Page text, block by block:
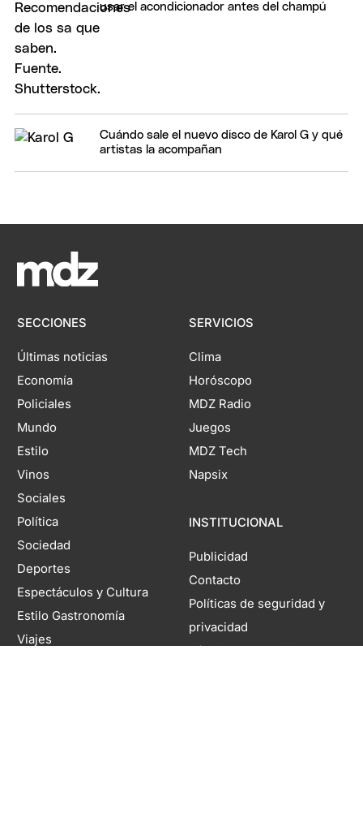
usar el acondicionador antes del champú
Cuándo sale el nuevo disco de Karol G y qué
artistas la acompañan
SECCIONES
Últimas noticias
Economía
Policiales
Mundo
Estilo
Vinos
Sociales
Política
Sociedad
Deportes
Espectáculos y Cultura
Estilo Gastronomía
Viajes
SERVICIOS
Clima
Horóscopo
MDZ Radio
Juegos
MDZ Tech
Napsix
INSTITUCIONAL
Publicidad
Contacto
Políticas de seguridad y
privacidad
Términos y condiciones